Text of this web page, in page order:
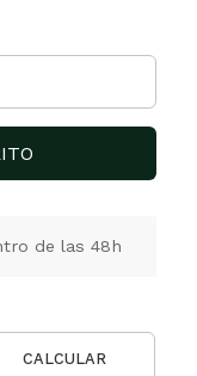
de las 48h
CALCULAR